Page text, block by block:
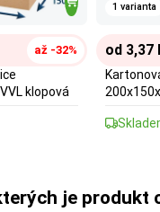
až -32%
klopová
1 varianta
od 3,37
je produkt